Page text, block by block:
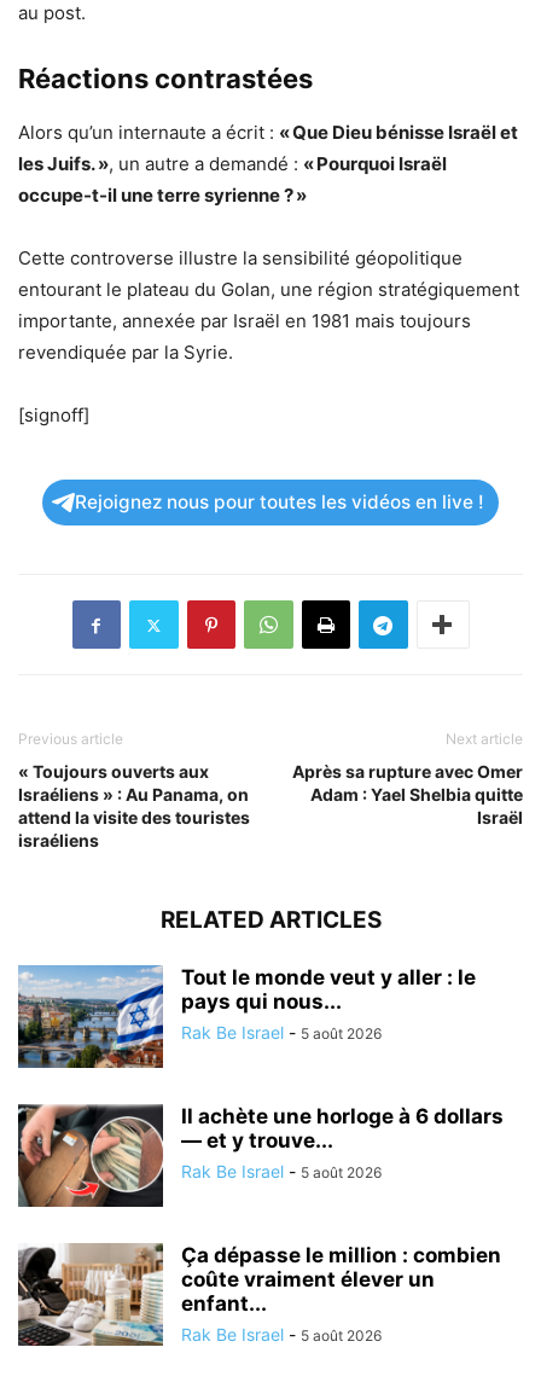
au post.
Réactions contrastées
Alors qu’un internaute a écrit : « Que Dieu bénisse Israël et
les Juifs. », un autre a demandé : « Pourquoi Israël
occupe-t-il une terre syrienne ? »
Cette controverse illustre la sensibilité géopolitique
entourant le plateau du Golan, une région stratégiquement
importante, annexée par Israël en 1981 mais toujours
revendiquée par la Syrie.
[signoff]
Rejoignez nous pour toutes les vidéos en live !
Previous article
« Toujours ouverts aux
Israéliens » : Au Panama, on
attend la visite des touristes
israéliens
Next article
Après sa rupture avec Omer
Adam : Yael Shelbia quitte
Israël
RELATED ARTICLES
Tout le monde veut y aller : le
pays qui nous...
Rak Be Israel - 5 août 2026
Il achète une horloge à 6 dollars
— et y trouve...
Rak Be Israel - 5 août 2026
Ça dépasse le million : combien
coûte vraiment élever un
enfant...
Rak Be Israel - 5 août 2026